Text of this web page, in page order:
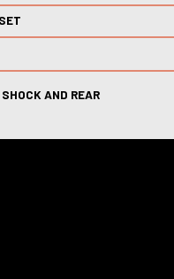
AND REAR